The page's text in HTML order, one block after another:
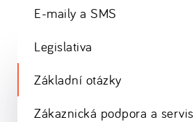
E-maily a SMS
Legislativa
Základní otázky
Zákaznická podpora a servis